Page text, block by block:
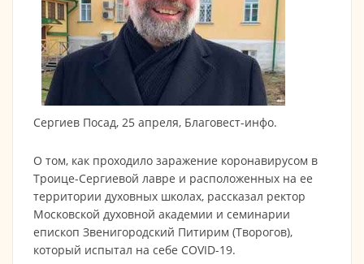
Сергиев Посад, 25 апреля, Благовест-инфо.
О том, как проходило заражение коронавирусом в
Троице-Сергиевой лавре и расположенных на ее
территории духовных школах, рассказал ректор
Московской духовной академии и семинарии
епископ Звенигородский Питирим (Творогов),
который испытал на себе COVID-19.